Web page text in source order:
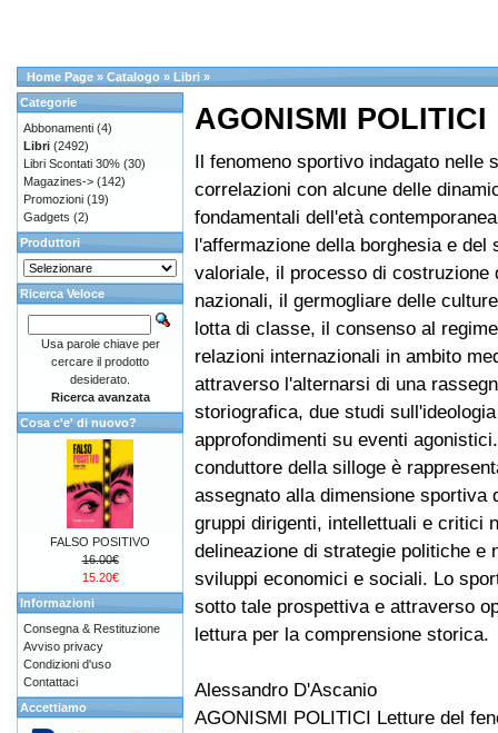
Home Page » Catalogo » Libri »
AGONISMI POLITICI
Il fenomeno sportivo indagato nelle
correlazioni con alcune delle
fondamentali dell'età
l'affermazione della borghesia e del
valoriale, il processo di costruzione
nazionali, il germogliare delle
lotta di classe, il consenso al
relazioni internazionali in ambito
attraverso l'alternarsi di una
storiografica, due studi
approfondimenti su eventi
conduttore della silloge è
assegnato alla dimensione sportiva
gruppi dirigenti, intellettuali e critici
delineazione di strategie politiche e
sviluppi economici e sociali. Lo
sotto tale prospettiva e attraverso
lettura per la comprensione storica.
Alessandro D'Ascanio
AGONISMI POLITICI Letture del
Categorie
Abbonamenti (4)
Libri (2492)
Libri Scontati 30% (30)
Magazines-> (142)
Promozioni (19)
Gadgets (2)
Produttori
Ricerca Veloce
Usa parole chiave per
cercare il prodotto
desiderato.
Ricerca avanzata
Cosa c'e' di nuovo?
FALSO POSITIVO
16.00€
15.20€
Informazioni
Consegna & Restituzione
Avviso privacy
Condizioni d'uso
Contattaci
Accettiamo